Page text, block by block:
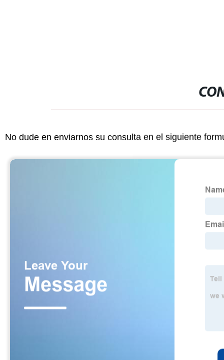
No dude en enviarnos su consulta en el siguiente